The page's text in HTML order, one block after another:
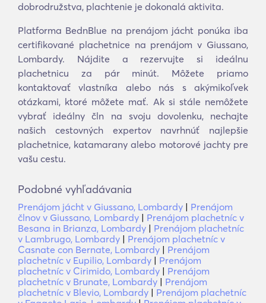
dobrodružstva, plachtenie je dokonalá aktivita.
Platforma BednBlue na prenájom jácht ponúka iba
certifikované plachetnice na prenájom v Giussano,
Lombardy. Nájdite a rezervujte si ideálnu
plachetnicu za pár minút. Môžete priamo
kontaktovať vlastníka alebo nás s akýmikoľvek
otázkami, ktoré môžete mať. Ak si stále nemôžete
vybrať ideálny čln na svoju dovolenku, nechajte
našich cestovných expertov navrhnúť najlepšie
plachetnice, katamarany alebo motorové jachty pre
vašu cestu.
Podobné vyhľadávania
Prenájom jácht v Giussano, Lombardy | Prenájom
člnov v Giussano, Lombardy | Prenájom plachetníc v
Besana in Brianza, Lombardy | Prenájom plachetníc
v Lambrugo, Lombardy | Prenájom plachetníc v
Casnate con Bernate, Lombardy | Prenájom
plachetníc v Eupilio, Lombardy | Prenájom
plachetníc v Cirimido, Lombardy | Prenájom
plachetníc v Brunate, Lombardy | Prenájom
plachetníc v Blevio, Lombardy | Prenájom plachetníc